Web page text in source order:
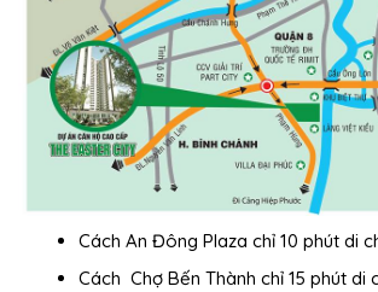
Cách An Đông Plaza chỉ 10 phút di
Cách Chợ Bến Thành chỉ 15 phút di